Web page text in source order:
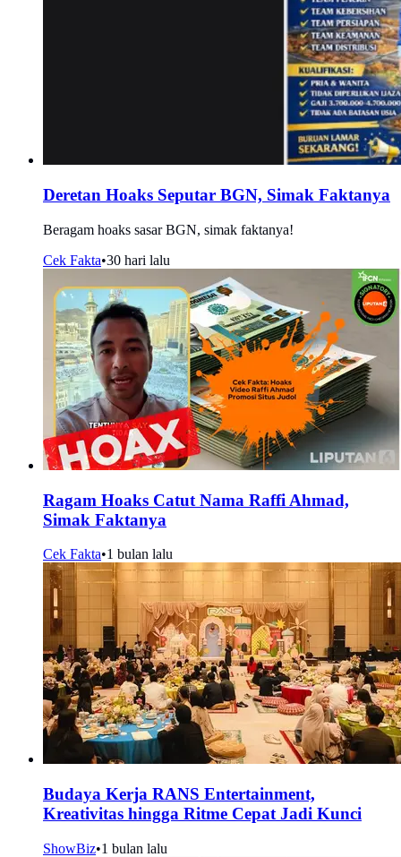
Deretan Hoaks Seputar BGN, Simak Faktanya
Beragam hoaks sasar BGN, simak faktanya!
Cek Fakta•30 hari lalu
Ragam Hoaks Catut Nama Raffi Ahmad,
Simak Faktanya
Cek Fakta•1 bulan lalu
Budaya Kerja RANS Entertainment,
Kreativitas hingga Ritme Cepat Jadi Kunci
ShowBiz•1 bulan lalu